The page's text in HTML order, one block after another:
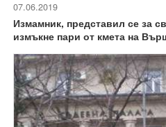
07.06.2019
Измамник, представил се за
измъкне пари от кмета на